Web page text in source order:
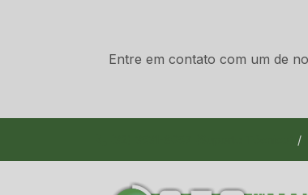
Entre em contato com um de
/